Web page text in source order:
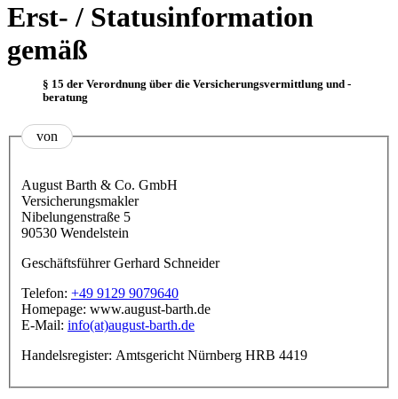
Erst- / Statusinformation
gemäß
§ 15 der Verordnung über die Versicherungsvermittlung und -
beratung
von
August Barth & Co. GmbH
Versicherungsmakler
Nibelungenstraße 5
90530 Wendelstein
Geschäftsführer Gerhard Schneider
Telefon: +49 9129 9079640
Homepage: www.august-barth.de
E-Mail: info(at)august-barth.de
Handelsregister: Amtsgericht Nürnberg HRB 4419